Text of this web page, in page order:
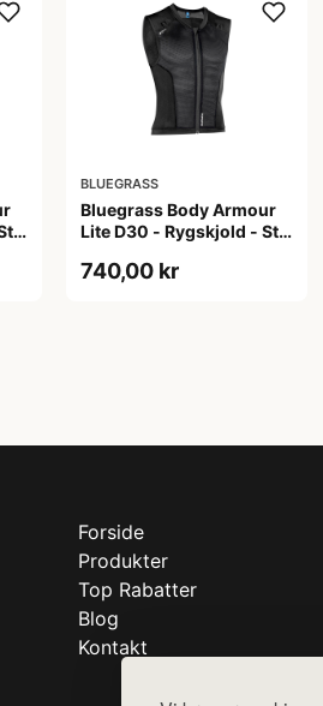
BLUEGRASS
Bluegrass Body Armour
Lite D30 - Rygskjold - Str.
740,00 kr
Forside
Produkter
Top Rabatter
Blog
Kontakt